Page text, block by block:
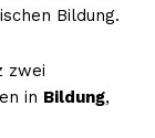
Bildung.
zwei
in Bildung,